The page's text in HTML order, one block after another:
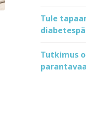
Tule
Tutkimus